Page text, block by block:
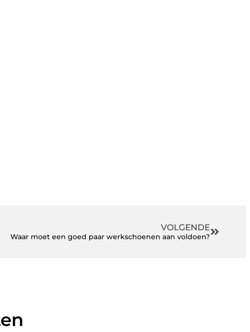
VOLGENDE
Waar moet een goed paar werkschoenen aan voldoen?